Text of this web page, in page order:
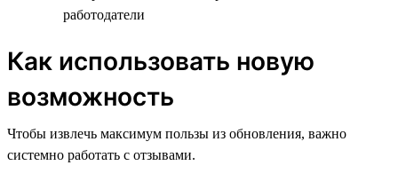
работодатели
Как использовать новую
возможность
Чтобы извлечь максимум пользы из обновления, важно
системно работать с отзывами.